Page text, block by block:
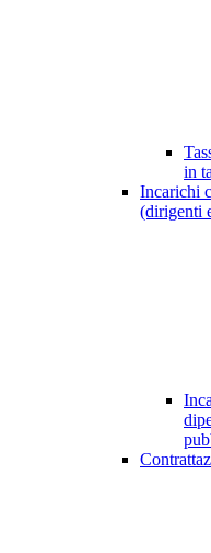
in
Incarichi
(dirigenti